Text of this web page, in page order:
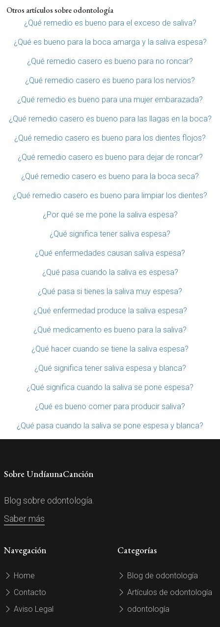
Otros artículos sobre odontología
¿Qué remedio es bueno para el exceso de saliva?
¿Qué es bueno para la boca amarga y la saliva espesa?
¿Qué remedio casero es bueno para no roncar?
¿Qué remedio casero es bueno para los nervios?
¿Qué remedio es bueno para una mujer embarazada?
¿Qué remedio casero es bueno para las llagas en la boca?
¿Qué remedio casero es bueno para los dientes flojos?
¿Qué remedio casero es bueno para dejar de roncar?
¿Qué remedio casero es bueno para la boca seca?
¿Qué remedio casero es bueno para limpiar los dientes?
¿Por qué se me pone la saliva espesa?
¿Qué significa tener saliva espesa?
¿Qué enfermedades causan saliva espesa?
¿Qué pasa cuando la saliva es espesa?
¿Qué pasa si tienes la saliva muy espesa?
¿Qué enfermedad produce la saliva espesa?
¿Qué medicamento es bueno para la saliva?
¿Qué hacer cuando se tiene la saliva espesa?
¿Qué significa tener saliva espesa y blanca?
¿Qué significa cuando la saliva se pone espesa?
¿Qué es bueno comer para producir saliva?
¿Qué pasa cuando la saliva se pone espesa y blanca?
Sobre UndíaunaCanción
Blog sobre odontología.
Saber más
Navegación
Home
Contacto
Aviso Legal
Categorías
Blog de odontología
Artículos de odontología
odontología